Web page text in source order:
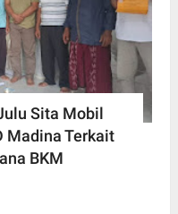
Sita Mobil
Madina Terkait
BKM